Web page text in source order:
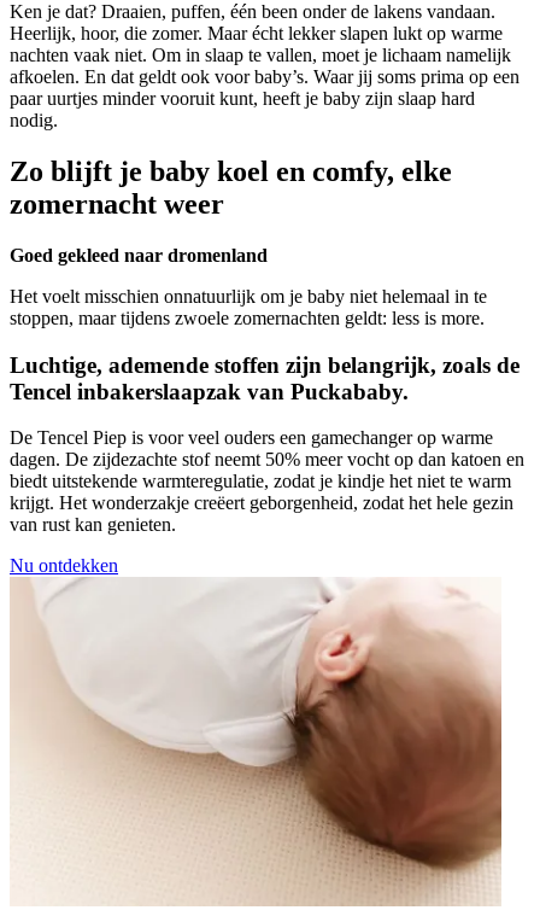
Ken je dat? Draaien, puffen, één been onder de lakens vandaan.
Heerlijk, hoor, die zomer. Maar écht lekker slapen lukt op warme
nachten vaak niet. Om in slaap te vallen, moet je lichaam namelijk
afkoelen. En dat geldt ook voor baby’s. Waar jij soms prima op een
paar uurtjes minder vooruit kunt, heeft je baby zijn slaap hard
nodig.
Zo blijft je baby koel en comfy, elke
zomernacht weer
Goed gekleed naar dromenland
Het voelt misschien onnatuurlijk om je baby niet helemaal in te
stoppen, maar tijdens zwoele zomernachten geldt: less is more.
Luchtige, ademende stoffen zijn belangrijk, zoals de
Tencel inbakerslaapzak van Puckababy.
De Tencel Piep is voor veel ouders een gamechanger op warme
dagen. De zijdezachte stof neemt 50% meer vocht op dan katoen en
biedt uitstekende warmteregulatie, zodat je kindje het niet te warm
krijgt. Het wonderzakje creëert geborgenheid, zodat het hele gezin
van rust kan genieten.
Nu ontdekken